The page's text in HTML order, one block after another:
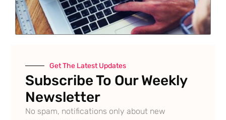
Get The Latest Updates
Subscribe To Our Weekly
Newsletter
No spam, notifications only about new